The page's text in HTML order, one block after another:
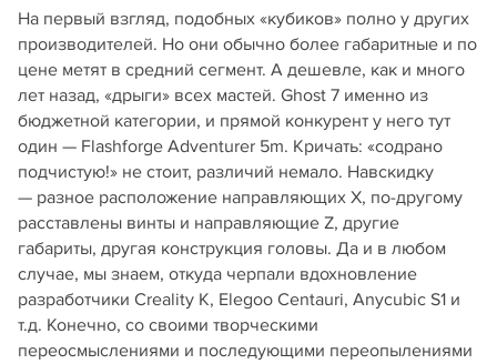
На первый взгляд, подобных «кубиков» полно у других
производителей. Но они обычно более габаритные и по
цене метят в средний сегмент. А дешевле, как и много
лет назад, «дрыги» всех мастей. Ghost 7 именно из
бюджетной категории, и прямой конкурент у него тут
один — Flashforge Adventurer 5m. Кричать: «содрано
подчистую!» не стоит, различий немало. Навскидку
— разное расположение направляющих X, по-другому
расставлены винты и направляющие Z, другие
габариты, другая конструкция головы. Да и в любом
случае, мы знаем, откуда черпали вдохновление
разработчики Creality K, Elegoo Centauri, Anycubic S1 и
т.д. Конечно, со своими творческими
переосмыслениями и последующими переопылениями